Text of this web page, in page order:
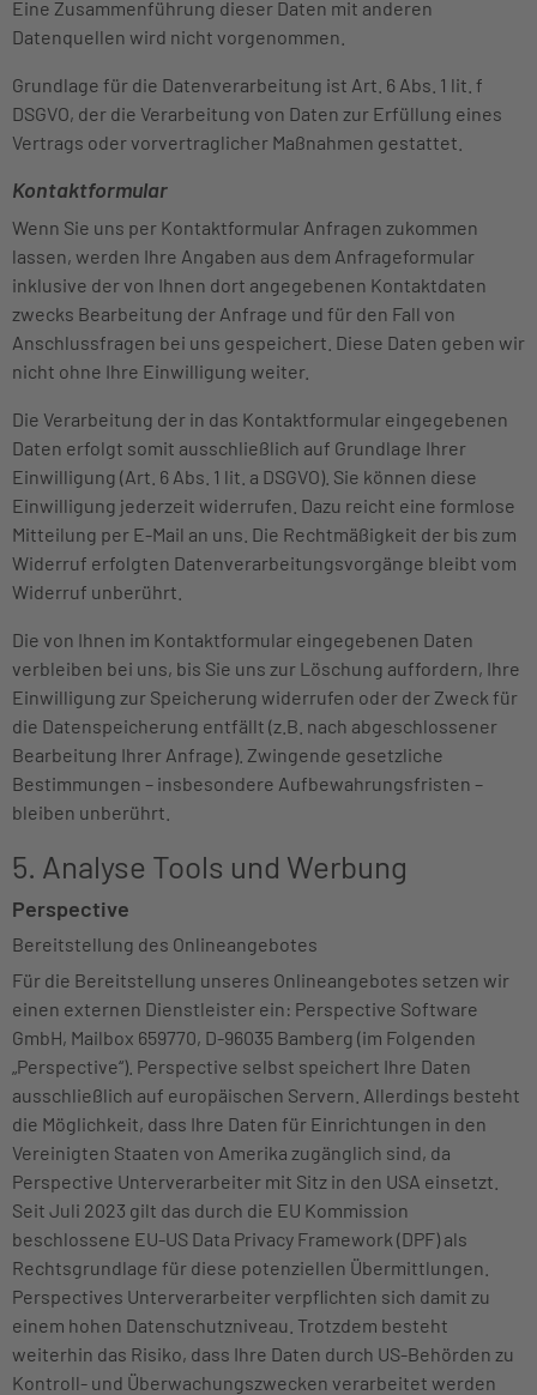
Eine Zusammenführung dieser Daten mit anderen
Datenquellen wird nicht vorgenommen.
Grundlage für die Datenverarbeitung ist Art. 6 Abs. 1 lit. f
DSGVO, der die Verarbeitung von Daten zur Erfüllung eines
Vertrags oder vorvertraglicher Maßnahmen gestattet.
Kontaktformular
Wenn Sie uns per Kontaktformular Anfragen zukommen
lassen, werden Ihre Angaben aus dem Anfrageformular
inklusive der von Ihnen dort angegebenen Kontaktdaten
zwecks Bearbeitung der Anfrage und für den Fall von
Anschlussfragen bei uns gespeichert. Diese Daten geben wir
nicht ohne Ihre Einwilligung weiter.
Die Verarbeitung der in das Kontaktformular eingegebenen
Daten erfolgt somit ausschließlich auf Grundlage Ihrer
Einwilligung (Art. 6 Abs. 1 lit. a DSGVO). Sie können diese
Einwilligung jederzeit widerrufen. Dazu reicht eine formlose
Mitteilung per E-Mail an uns. Die Rechtmäßigkeit der bis zum
Widerruf erfolgten Datenverarbeitungsvorgänge bleibt vom
Widerruf unberührt.
Die von Ihnen im Kontaktformular eingegebenen Daten
verbleiben bei uns, bis Sie uns zur Löschung auffordern, Ihre
Einwilligung zur Speicherung widerrufen oder der Zweck für
die Datenspeicherung entfällt (z.B. nach abgeschlossener
Bearbeitung Ihrer Anfrage). Zwingende gesetzliche
Bestimmungen – insbesondere Aufbewahrungsfristen –
bleiben unberührt.
5. Analyse Tools und Werbung
Perspective
Bereitstellung des Onlineangebotes
Für die Bereitstellung unseres Onlineangebotes setzen wir
einen externen Dienstleister ein: Perspective Software
GmbH, Mailbox 659770, D-96035 Bamberg (im Folgenden
„Perspective“). Perspective selbst speichert Ihre Daten
ausschließlich auf europäischen Servern. Allerdings besteht
die Möglichkeit, dass Ihre Daten für Einrichtungen in den
Vereinigten Staaten von Amerika zugänglich sind, da
Perspective Unterverarbeiter mit Sitz in den USA einsetzt.
Seit Juli 2023 gilt das durch die EU Kommission
beschlossene EU-US Data Privacy Framework (DPF) als
Rechtsgrundlage für diese potenziellen Übermittlungen.
Perspectives Unterverarbeiter verpflichten sich damit zu
einem hohen Datenschutzniveau. Trotzdem besteht
weiterhin das Risiko, dass Ihre Daten durch US-Behörden zu
Kontroll- und Überwachungszwecken verarbeitet werden